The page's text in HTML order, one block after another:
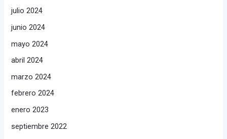
julio 2024
junio 2024
mayo 2024
abril 2024
marzo 2024
febrero 2024
enero 2023
septiembre 2022